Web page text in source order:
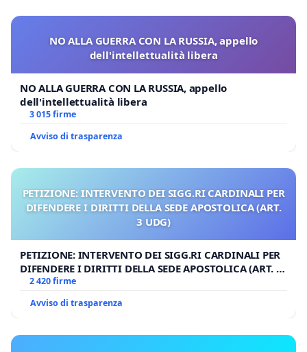
NO ALLA GUERRA CON LA RUSSIA, appello
dell'intellettualità libera
NO ALLA GUERRA CON LA RUSSIA, appello
dell'intellettualità libera
3 015 firme
Avviso di trasparenza
PETIZIONE: INTERVENTO DEI SIGG.RI CARDINALI PER
DIFENDERE I DIRITTI DELLA SEDE APOSTOLICA (ART.
3 UDG)
PETIZIONE: INTERVENTO DEI SIGG.RI CARDINALI PER
DIFENDERE I DIRITTI DELLA SEDE APOSTOLICA (ART. 3
UDG)
2 420 firme
Avviso di trasparenza